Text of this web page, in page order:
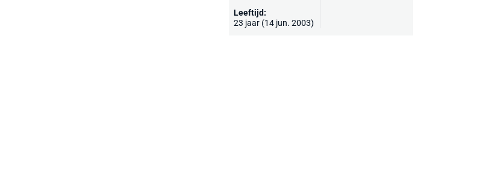
Leeftijd:
23 jaar (14 jun. 2003)